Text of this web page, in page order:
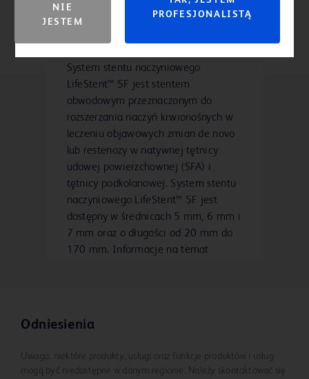
Cewnik Lutonix™ 0,035 DCB do
PTA
Cewnik Lutonix™ 0,014 DCB do
PTA
System stentu naczyniowego
LifeStent™ 5F
rozszerzania naczyń
krwionośnych
System stentu naczyniowego
LifeStent™ 5F jest stentem
obwodowym przeznaczonym do
rozszerzania naczyń krwionośnych w
leczeniu objawowych zmian de novo
lub restenozy w natywnej tętnicy
udowej powierzchownej (SFA) i
tętnicy podkolanowej. System stentu
naczyniowego LifeStent™ 5F jest
dostępny w średnicach 5 mm, 6 mm i
7 mm oraz o długości od 20 mm do
170 mm. Informacje na temat
Odniesienia
Uwaga: niektóre produkty, usługi oraz funkcje produktów i usług
mogą być niedostępne w danym regionie. Należy skontaktować się
NIE
JESTEM
PROFESJONALISTĄ